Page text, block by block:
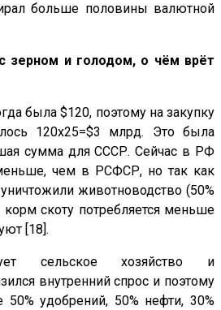
больше половины валютной
зерном и голодом, о чём врёт
была $120, поэтому на закупку
120х25=$3 млрд. Это была
сумма для СССР. Сейчас в РФ
чем в РСФСР, но так как
животноводство (50%
корм скоту потребляется меньше
[18].
сельское хозяйство и
внутренний спрос и поэтому
50% удобрений, 50% нефти, 30%